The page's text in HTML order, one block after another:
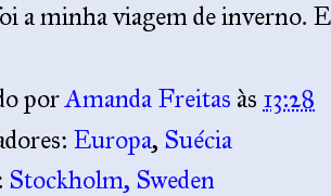
a minha viagem de inverno.
porAmanda Freitas às 13:28
Europa, Suécia
Stockholm, Sweden